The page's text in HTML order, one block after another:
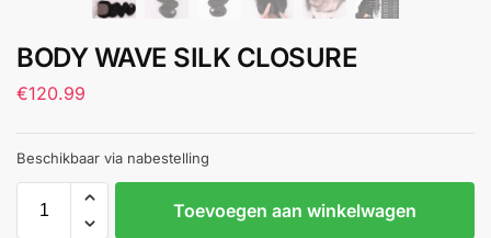
BODY WAVE SILK CLOSURE
€120.99
Beschikbaar via nabestelling
Toevoegen aan winkelwagen